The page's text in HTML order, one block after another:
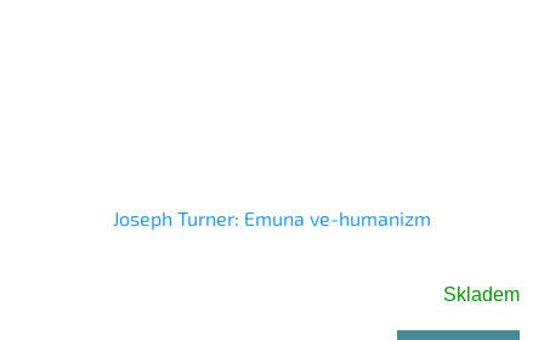
Joseph Turner: Emuna ve-humanizm
Skladem